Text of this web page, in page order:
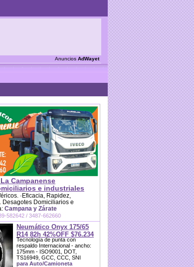
Anuncios AdWayet
Campanense
e industriales
·Eficacia, Rapidez,
Desagotes Domiciliarios e
Campana y Zárate
582642 / 3487-662660
Neumático Onyx 175/65
R14 82h 42%OFF $76.234
Tecnología de punta con
respaldo Internacional - ancho:
175mm - ISO9001, DOT,
TS16949, GCC, CCC, SNI
para Auto/Camioneta